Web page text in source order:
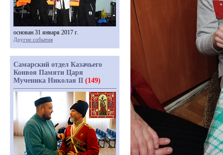
основан 31 января 2017 г.
Другие события
Самарский отдел Казачьего
Конвоя Памяти Царя
Мученика Николая II (149)